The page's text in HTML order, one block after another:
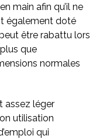
main afin qu’il ne
également doté
être rabattu lors
que
normales
assez léger
utilisation
qui